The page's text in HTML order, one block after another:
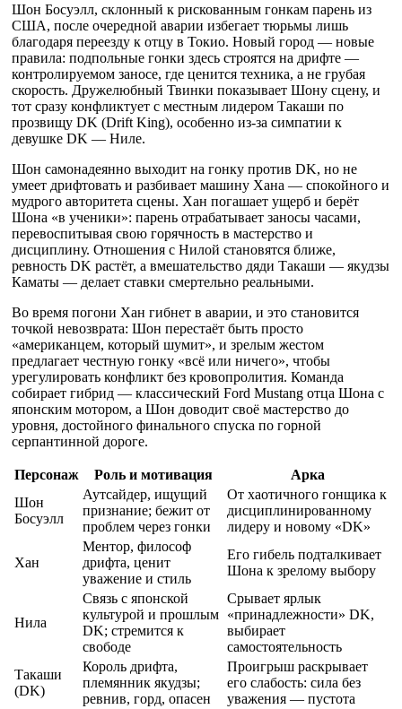
Шон Босуэлл, склонный к рискованным гонкам парень из
США, после очередной аварии избегает тюрьмы лишь
благодаря переезду к отцу в Токио. Новый город — новые
правила: подпольные гонки здесь строятся на дрифте —
контролируемом заносе, где ценится техника, а не грубая
скорость. Дружелюбный Твинки показывает Шону сцену, и
тот сразу конфликтует с местным лидером Такаши по
прозвищу DK (Drift King), особенно из‑за симпатии к
девушке DK — Ниле.
Шон самонадеянно выходит на гонку против DK, но не
умеет дрифтовать и разбивает машину Хана — спокойного и
мудрого авторитета сцены. Хан погашает ущерб и берёт
Шона «в ученики»: парень отрабатывает заносы часами,
перевоспитывая свою горячность в мастерство и
дисциплину. Отношения с Нилой становятся ближе,
ревность DK растёт, а вмешательство дяди Такаши — якудзы
Каматы — делает ставки смертельно реальными.
Во время погони Хан гибнет в аварии, и это становится
точкой невозврата: Шон перестаёт быть просто
«американцем, который шумит», и зрелым жестом
предлагает честную гонку «всё или ничего», чтобы
урегулировать конфликт без кровопролития. Команда
собирает гибрид — классический Ford Mustang отца Шона с
японским мотором, а Шон доводит своё мастерство до
уровня, достойного финального спуска по горной
серпантинной дороге.
Персонаж Роль и мотивация
Арка
Шон
Босуэлл
Аутсайдер, ищущий
признание; бежит от
проблем через гонки
От хаотичного гонщика к
дисциплинированному
лидеру и новому «DK»
Хан
Ментор, философ
дрифта, ценит
уважение и стиль
Его гибель подталкивает
Шона к зрелому выбору
Нила
Связь с японской
культурой и прошлым
DK; стремится к
свободе
Срывает ярлык
«принадлежности» DK,
выбирает
самостоятельность
Такаши
(DK)
Король дрифта,
племянник якудзы;
ревнив, горд, опасен
Проигрыш раскрывает
его слабость: сила без
уважения — пустота